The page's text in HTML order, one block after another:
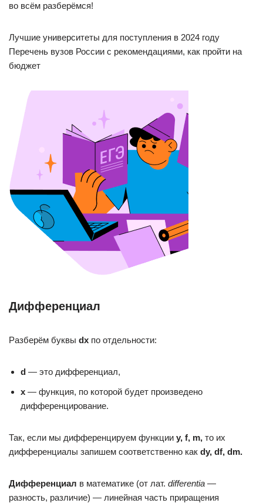
во всём разберёмся!
Лучшие университеты для поступления в 2024 году
Перечень вузов России с рекомендациями, как пройти на
бюджет
Дифференциал
Разберём буквы dx по отдельности:
d — это дифференциал,
х — функция, по которой будет произведено
дифференцирование.
Так, если мы дифференцируем функции y, f, m, то их
дифференциалы запишем соответственно как dy, df, dm.
Дифференциал в математике (от лат. differentia —
разность, различие) — линейная часть приращения